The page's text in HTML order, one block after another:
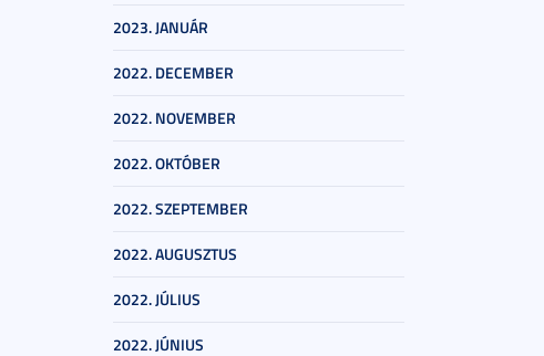
2023. JANUÁR
2022. DECEMBER
2022. NOVEMBER
2022. OKTÓBER
2022. SZEPTEMBER
2022. AUGUSZTUS
2022. JÚLIUS
2022. JÚNIUS